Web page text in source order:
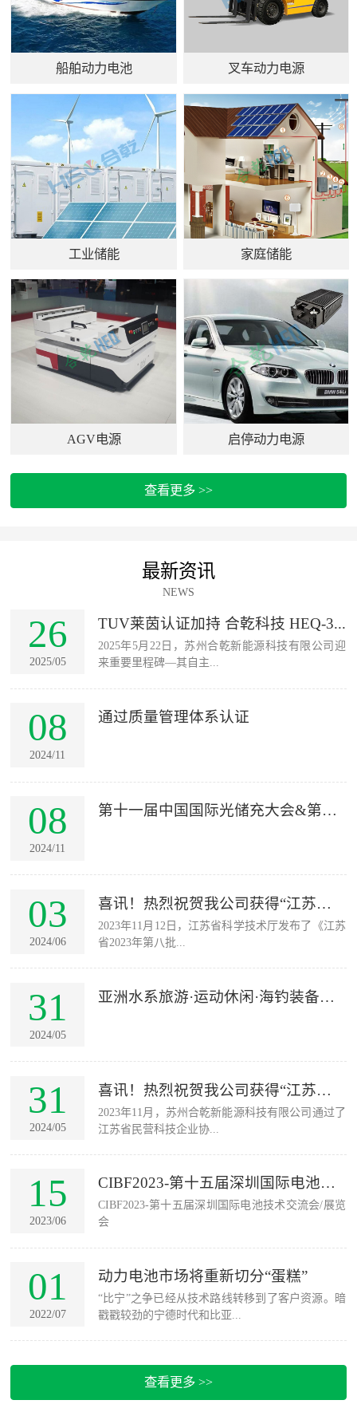
船舶动力电池 叉车动力电源
工业储能 家庭储能
AGV电源 启停动力电源
查看更多 >>
最新资讯
NEWS
26
2025/05
TUV莱茵认证加持 合乾科技 HEQ-3...
2025年5月22日，苏州合乾新能源科技有限公司迎
来重要里程碑—其自主...
08
2024/11
通过质量管理体系认证
08
2024/11
第十一届中国国际光储充大会&第三
03
2024/06
喜讯！热烈祝贺我公司获得“江苏省
科技型中...
2023年11月12日，江苏省科学技术厅发布了《江苏
省2023年第八批...
31
2024/05
亚洲水系旅游·运动休闲·海钓装备与
31
2024/05
喜讯！热烈祝贺我公司获得“江苏省
民营科技...
2023年11月，苏州合乾新能源科技有限公司通过了
江苏省民营科技企业协...
15
2023/06
CIBF2023-第十五届深圳国际电池
技...
CIBF2023-第十五届深圳国际电池技术交流会/展览
会
01
2022/07
动力电池市场将重新切分“蛋糕”
“比宁”之争已经从技术路线转移到了客户资源。暗
戳戳较劲的宁德时代和比亚...
查看更多 >>